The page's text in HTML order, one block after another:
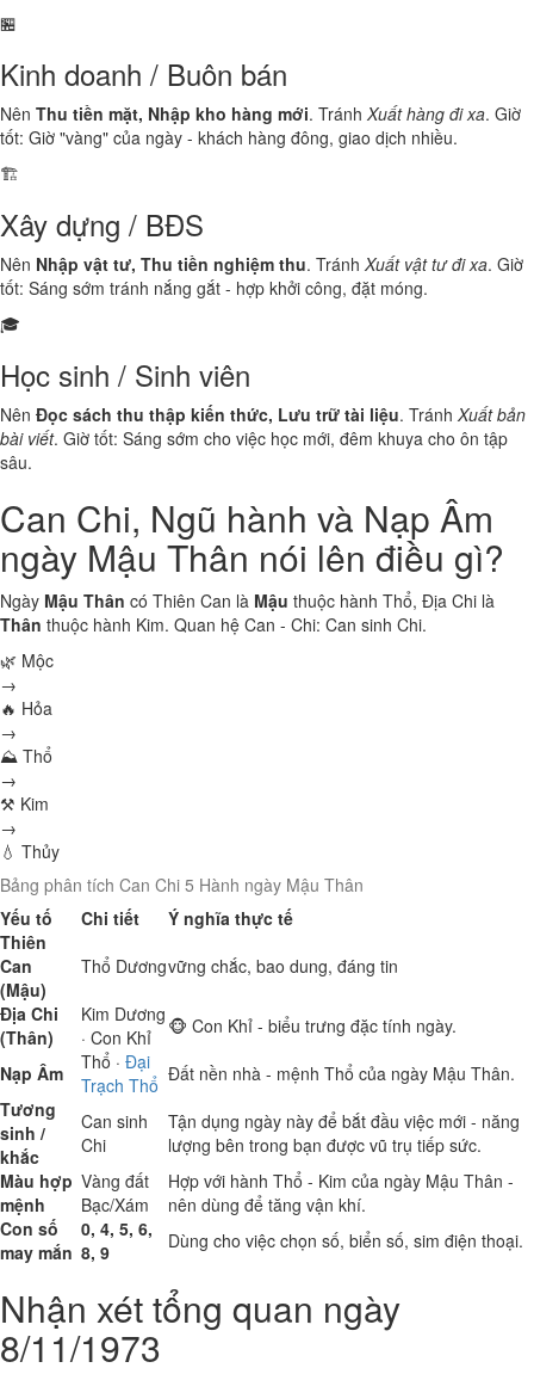
🏪
Kinh doanh / Buôn bán
Nên Thu tiền mặt, Nhập kho hàng mới. Tránh Xuất hàng đi xa. Giờ
tốt: Giờ "vàng" của ngày - khách hàng đông, giao dịch nhiều.
🏗️
Xây dựng / BĐS
Nên Nhập vật tư, Thu tiền nghiệm thu. Tránh Xuất vật tư đi xa. Giờ
tốt: Sáng sớm tránh nắng gắt - hợp khởi công, đặt móng.
🎓
Học sinh / Sinh viên
Nên Đọc sách thu thập kiến thức, Lưu trữ tài liệu. Tránh Xuất bản
bài viết. Giờ tốt: Sáng sớm cho việc học mới, đêm khuya cho ôn tập
sâu.
Can Chi, Ngũ hành và Nạp Âm
ngày Mậu Thân nói lên điều gì?
Ngày Mậu Thân có Thiên Can là Mậu thuộc hành Thổ, Địa Chi là
Thân thuộc hành Kim. Quan hệ Can - Chi: Can sinh Chi.
🌿 Mộc
→
🔥 Hỏa
→
⛰ Thổ
→
⚒ Kim
→
💧 Thủy
Bảng phân tích Can Chi 5 Hành ngày Mậu Thân
Yếu tố
Chi tiết
Ý nghĩa thực tế
Thiên
Can
(Mậu)
Thổ Dươngvững chắc, bao dung, đáng tin
Địa Chi
(Thân)
Kim Dương
· Con Khỉ
🐵 Con Khỉ - biểu trưng đặc tính ngày.
Nạp Âm
Thổ · Đại
Trạch Thổ Đất nền nhà - mệnh Thổ của ngày Mậu Thân.
Tương
sinh /
khắc
Can sinh
Chi
Tận dụng ngày này để bắt đầu việc mới - năng
lượng bên trong bạn được vũ trụ tiếp sức.
Màu hợp
mệnh
Vàng đất
Bạc/Xám
Hợp với hành Thổ - Kim của ngày Mậu Thân -
nên dùng để tăng vận khí.
Con số
may mắn
0, 4, 5, 6,
8, 9
Dùng cho việc chọn số, biển số, sim điện thoại.
Nhận xét tổng quan ngày
8/11/1973